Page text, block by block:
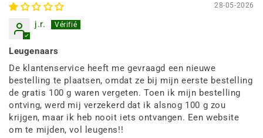
28-05-2026
j.r.
Leugenaars
De klantenservice heeft me gevraagd een nieuwe
bestelling te plaatsen, omdat ze bij mijn eerste bestelling
de gratis 100 g waren vergeten. Toen ik mijn bestelling
ontving, werd mij verzekerd dat ik alsnog 100 g zou
krijgen, maar ik heb nooit iets ontvangen. Een website
om te mijden, vol leugens!!